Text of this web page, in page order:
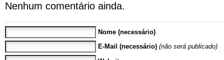
Nenhum comentário ainda.
Nome (necessário)
E-Mail (necessário) (não será publicado)